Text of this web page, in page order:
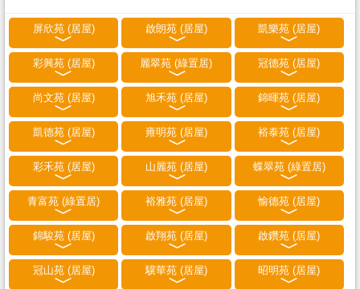
屏欣苑 (居屋) 啟朗苑 (居屋) 凱樂苑 (居屋)
彩興苑 (居屋) 麗翠苑 (綠置居) 冠德苑 (居屋)
尚文苑 (居屋) 旭禾苑 (居屋) 錦暉苑 (居屋)
凱德苑 (居屋) 雍明苑 (居屋) 裕泰苑 (居屋)
彩禾苑 (居屋) 山麗苑 (居屋) 蝶翠苑 (綠置居)
青富苑 (綠置居) 裕雅苑 (居屋) 愉德苑 (居屋)
錦駿苑 (居屋) 啟翔苑 (居屋) 啟鑽苑 (居屋)
冠山苑 (居屋) 驥華苑 (居屋) 昭明苑 (居屋)